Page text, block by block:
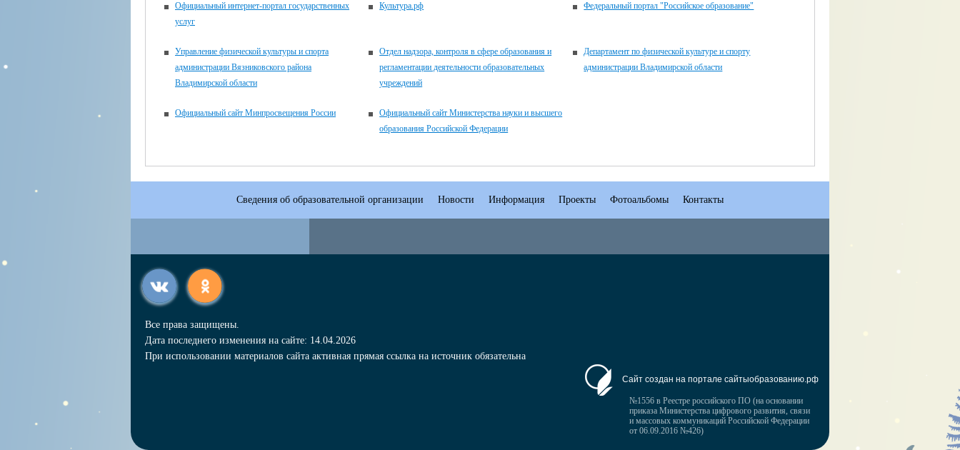
Официальный интернет-портал государственных
услуг
Культура.рф Федеральный портал "Российское образование"
Управление физической культуры и спорта
администрации Вязниковского района
Владимирской области
Отдел надзора, контроля в сфере образования и
регламентации деятельности образовательных
учреждений
Департамент по физической культуре и спорту
администрации Владимирской области
Официальный сайт Минпросвещения России
Официальный сайт Министерства науки и высшего
образования Российской Федерации
Сведения об образовательной организации Новости Информация Проекты Фотоальбомы Контакты
Все права защищены.
Дата последнего изменения на сайте: 14.04.2026
При использовании материалов сайта активная прямая ссылка на источник обязательна
Сайт создан на портале сайтыобразованию.рф
№1556 в Реестре российского ПО (на основании
приказа Министерства цифрового развития, связи
и массовых коммуникаций Российской Федерации
от 06.09.2016 №426)